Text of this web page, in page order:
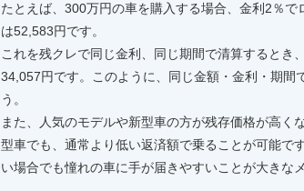
たとえば、300万円の車を購入する場合、金利2％
は52,583円です。
これを残クレで同じ金利、同じ期間で清算するとき
34,057円です。このように、同じ金額・金利・期間
う。
また、人気のモデルや新型車の方が残存価格が高
型車でも、通常より低い返済額で乗ることが可能で
い場合でも憧れの車に手が届きやすいことが大きな